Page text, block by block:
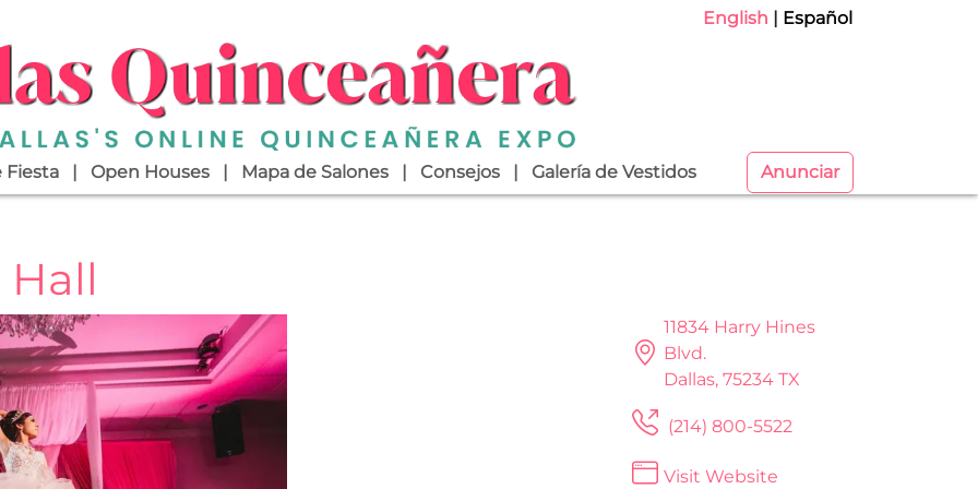
English Español
Fiesta Open Houses Mapa de Salones Consejos Galería de Vestidos Anunciar
Hall
11834 Harry Hines
Blvd.
Dallas, 75234 TX
(214) 800-5522
Visit Website